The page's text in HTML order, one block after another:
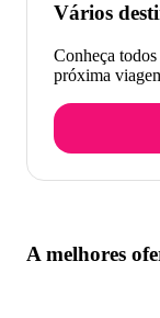
Vários
Conheça
próxima
A melhores